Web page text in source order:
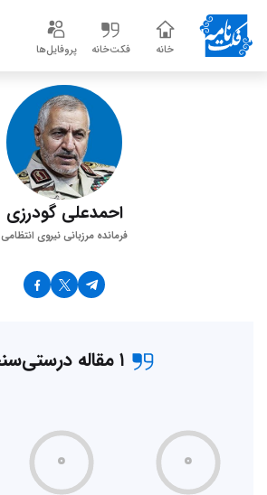
خانه فکت‌خانه پروفایل‌ها
احمدعلی گودرزی
فرمانده مرزبانی نیروی انتظامی
۱ مقاله درستی‌سنجی
۰ ۰